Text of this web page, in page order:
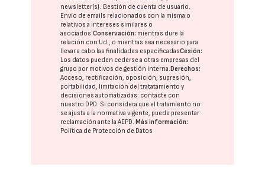
newsletter(s). Gestión de cuenta de usuario.
Envío de emails relacionados con la misma o
relativos a intereses similares o
asociados.Conservación: mientras dure la
relación con Ud., o mientras sea necesario para
llevar a cabo las finalidades especificadasCesión:
Los datos pueden cederse a otras empresas del
grupo por motivos de gestión interna.Derechos:
Acceso, rectificación, oposición, supresión,
portabilidad, limitación del tratatamiento y
decisiones automatizadas: contacte con
nuestro DPD. Si considera que el tratamiento no
se ajusta a la normativa vigente, puede presentar
reclamación ante laAEPD.Más información:
Política de Protección de Datos